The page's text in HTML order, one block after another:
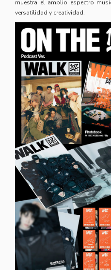
muestra el amplio espectro
versatilidad y creatividad.